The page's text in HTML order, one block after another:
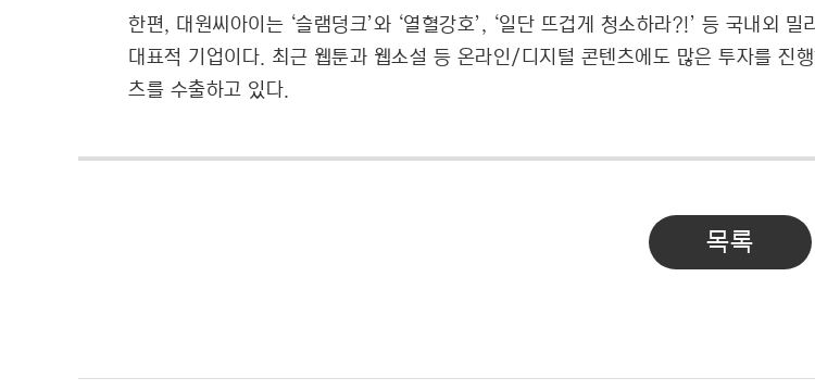
한편, 대원씨아이는 ‘슬램덩크’와 ‘열혈강호’, ‘일단 뜨겁게 청소하라?!’ 등 국내외
대표적 기업이다. 최근 웹툰과 웹소설 등 온라인/디지털 콘텐츠에도 많은 투자를 진
츠를 수출하고 있다.
목록